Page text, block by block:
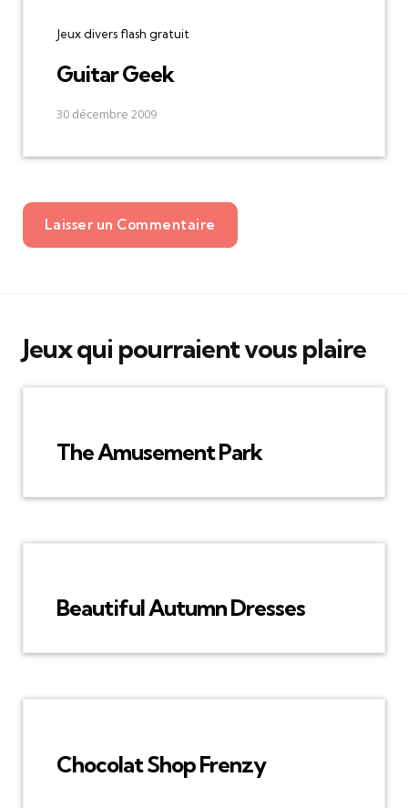
Jeux divers flash gratuit
Guitar Geek
30 décembre 2009
Laisser un Commentaire
Jeux qui pourraient vous plaire
The Amusement Park
Beautiful Autumn Dresses
Chocolat Shop Frenzy